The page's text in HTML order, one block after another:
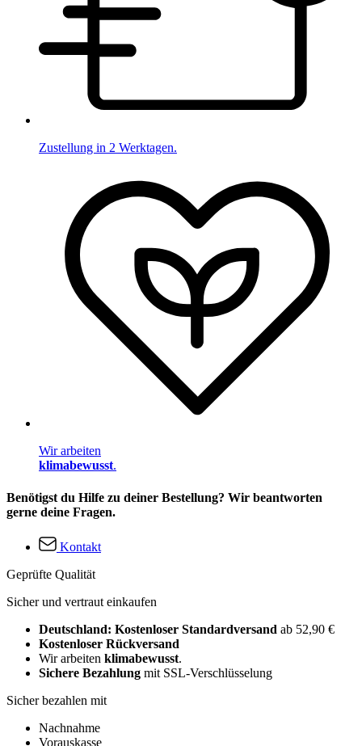
Zustellung in 2 Werktagen.
Wir arbeiten
klimabewusst.
Benötigst du Hilfe zu deiner Bestellung? Wir beantworten
gerne deine Fragen.
Kontakt
Geprüfte Qualität
Sicher und vertraut einkaufen
Deutschland: Kostenloser Standardversand ab 52,90 €
Kostenloser Rückversand
Wir arbeiten klimabewusst.
Sichere Bezahlung mit SSL-Verschlüsselung
Sicher bezahlen mit
Nachnahme
Vorauskasse